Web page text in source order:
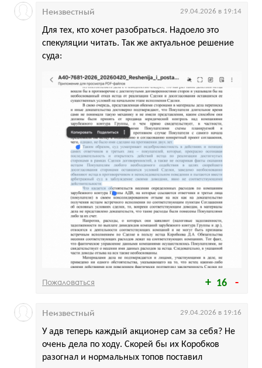
16
Для тех, кто хочет разобраться. Надоело это
спекуляции читать. Так же актуальное решение
суда:
Неизвестный 29.04.2026 в 19:14
Пожаловаться
У адв теперь каждый акционер сам за себя? Не
очень дела по ходу. Скорей бы их Коробков
разогнал и нормальных топов поставил
Неизвестный 29.04.2026 в 19:16